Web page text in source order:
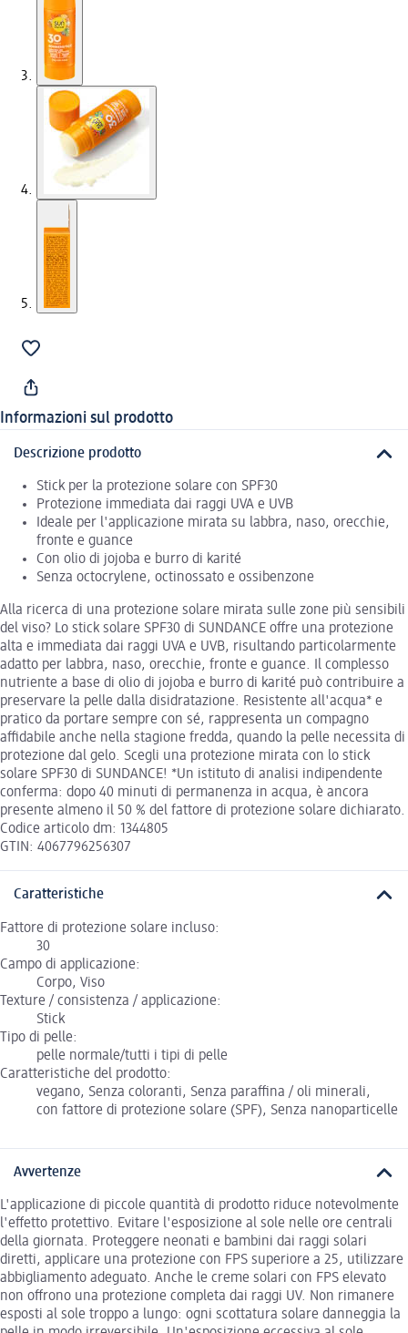
Informazioni sul prodotto
Descrizione prodotto
Stick per la protezione solare con SPF30
Protezione immediata dai raggi UVA e UVB
Ideale per l'applicazione mirata su labbra, naso, orecchie,
fronte e guance
Con olio di jojoba e burro di karité
Senza octocrylene, octinossato e ossibenzone
Alla ricerca di una protezione solare mirata sulle zone più sensibili
del viso? Lo stick solare SPF30 di SUNDANCE offre una protezione
alta e immediata dai raggi UVA e UVB, risultando particolarmente
adatto per labbra, naso, orecchie, fronte e guance. Il complesso
nutriente a base di olio di jojoba e burro di karité può contribuire a
preservare la pelle dalla disidratazione. Resistente all'acqua* e
pratico da portare sempre con sé, rappresenta un compagno
affidabile anche nella stagione fredda, quando la pelle necessita di
protezione dal gelo. Scegli una protezione mirata con lo stick
solare SPF30 di SUNDANCE! *Un istituto di analisi indipendente
conferma: dopo 40 minuti di permanenza in acqua, è ancora
presente almeno il 50 % del fattore di protezione solare dichiarato.
Codice articolo dm: 1344805
GTIN: 4067796256307
Caratteristiche
Fattore di protezione solare incluso:
30
Campo di applicazione:
Corpo, Viso
Texture / consistenza / applicazione:
Stick
Tipo di pelle:
pelle normale/tutti i tipi di pelle
Caratteristiche del prodotto:
vegano, Senza coloranti, Senza paraffina / oli minerali,
con fattore di protezione solare (SPF), Senza nanoparticelle
Avvertenze
L'applicazione di piccole quantità di prodotto riduce notevolmente
l'effetto protettivo. Evitare l'esposizione al sole nelle ore centrali
della giornata. Proteggere neonati e bambini dai raggi solari
diretti, applicare una protezione con FPS superiore a 25, utilizzare
abbigliamento adeguato. Anche le creme solari con FPS elevato
non offrono una protezione completa dai raggi UV. Non rimanere
esposti al sole troppo a lungo: ogni scottatura solare danneggia la